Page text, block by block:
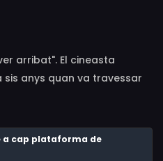
arribat". El cineasta
anys quan va travessar
gener de 1965. A través
imatges d'arxiu amb
un espai poètic,
en el qual reflexiona
a cap plataforma de